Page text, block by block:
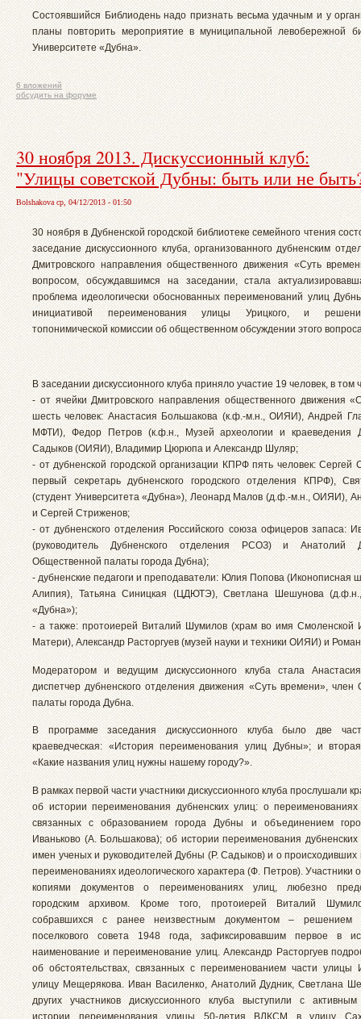
Состоявшийся Библиодень надо признать весьма удачным и у
планы повторить мероприятие в муниципальной левобережной
Университете «Дубна».
6 вложений
обсудить на форуме
30 ноября 2013. Дискуссионный клуб:
"Улицы советской Дубны: быть или не
Bolshakova ср, 04/12/2013 - 01:50
30 ноября в Дубненской городской библиотеке семейного чтения
заседание дискуссионного клуба, организованного дубненским
Дмитровского направления общественного движения «Суть
вопросом, обсуждавшимся на заседании, стала
проблема идеологически обоснованных переименований улиц
инициативой переименования улицы Урицкого, и
топонимической комиссии об общественном обсуждении этого
В заседании дискуссионного клуба приняло участие 19 человек, в том
- от ячейки Дмитровского направления общественного движения
шесть человек: Анастасия Большакова (к.ф.-м.н., ОИЯИ), Андрей
МФТИ), Федор Петров (к.ф.н., Музей археологии и краеведения
Садыков (ОИЯИ), Владимир Цюрюпа и Александр Шуляр;
- от дубненской городской организации КПРФ пять человек: Сергей
первый секретарь дубненского городского отделения КПРФ),
(студент Университета «Дубна»), Леонард Малов (д.ф.-м.н., ОИЯИ),
и Сергей Стриженов;
- от дубненского отделения Российского союза офицеров запаса:
(руководитель Дубненского отделения РСОЗ) и Анатолий
Общественной палаты города Дубна);
- дубненские педагоги и преподаватели: Юлия Попова (Иконописная
Алипия), Татьяна Синицкая (ЦДЮТЭ), Светлана Шешунова (д.ф.н.,
«Дубна»);
- а также: протоиерей Виталий Шумилов (храм во имя Смоленской
Матери), Александр Расторгуев (музей науки и техники ОИЯИ) и
Модератором и ведущим дискуссионного клуба стала
диспетчер дубненского отделения движения «Суть времени», член
палаты города Дубна.
В программе заседания дискуссионного клуба было две
краеведческая: «История переименования улиц Дубны»; и
«Какие названия улиц нужны нашему городу?».
В рамках первой части участники дискуссионного клуба прослушали
об истории переименования дубненских улиц: о переименованиях
связанных с образованием города Дубны и объединением
Иваньково (А. Большакова); об истории переименования дубненских
имен ученых и руководителей Дубны (Р. Садыков) и о происходивших
переименованиях идеологического характера (Ф. Петров). Участники
копиями документов о переименованиях улиц, любезно
городским архивом. Кроме того, протоиерей Виталий
собравшихся с ранее неизвестным документом – решением
поселкового совета 1948 года, зафиксировавшим первое в
наименование и переименование улиц. Александр Расторгуев
об обстоятельствах, связанных с переименованием части улицы
улицу Мещерякова. Иван Василенко, Анатолий Дудник, Светлана
других участников дискуссионного клуба выступили с
истории переименования улицы 50-летия ВЛКСМ в улицу